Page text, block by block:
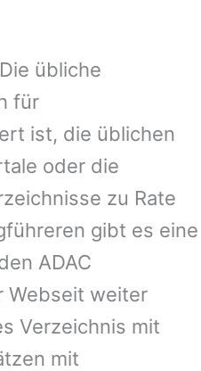
übliche
für
ist, die üblichen
oder die
zu Rate
gibt es eine
ADAC
Webseit weiter
Verzeichnis mit
mit